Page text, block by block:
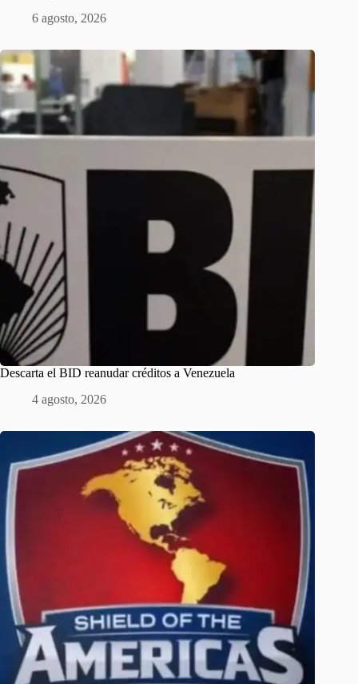
6 agosto, 2026
Descarta el BID reanudar créditos a Venezuela
4 agosto, 2026